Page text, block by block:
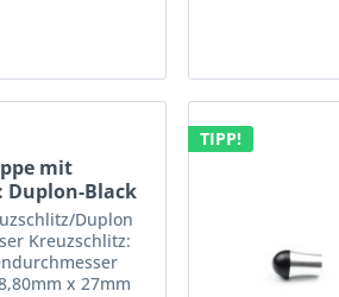
mit
Duplon-Black
Duplon
Kreuzschlitz:
x 27mm
TIPP!